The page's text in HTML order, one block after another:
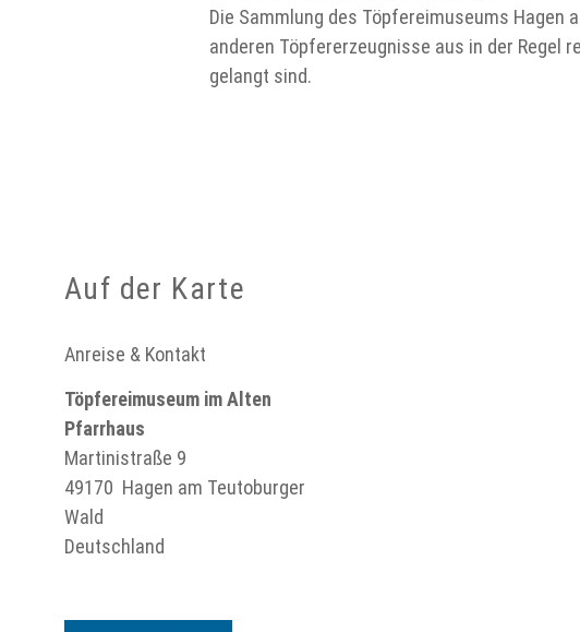
Die Sammlung des Töpfereimuseums Hagen
anderen Töpfererzeugnisse aus in der Regel
gelangt sind.
Auf der Karte
Anreise & Kontakt
Töpfereimuseum im Alten
Pfarrhaus
Martinistraße 9
49170 Hagen am Teutoburger
Wald
Deutschland